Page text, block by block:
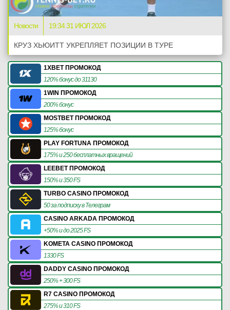
Новости 19:34 31 ИЮЛ 2026
КРУЗ ХЬЮИТТ УКРЕПЛЯЕТ ПОЗИЦИИ В ТУРЕ
1XBET ПРОМОКОД
120% бонус до 31130
1WIN ПРОМОКОД
200% бонус
MOSTBET ПРОМОКОД
125% бонус
PLAY FORTUNA ПРОМОКОД
175% и 250 бесплатных вращений
LEEBET ПРОМОКОД
150% и 350 FS
TURBO CASINO ПРОМОКОД
50 за подписку в Телеграм
CASINO ARKADA ПРОМОКОД
+50% и до 2025 FS
KOMETA CASINO ПРОМОКОД
1330 FS
DADDY CASINO ПРОМОКОД
250% + 300 FS
R7 CASINO ПРОМОКОД
275% и 310 FS